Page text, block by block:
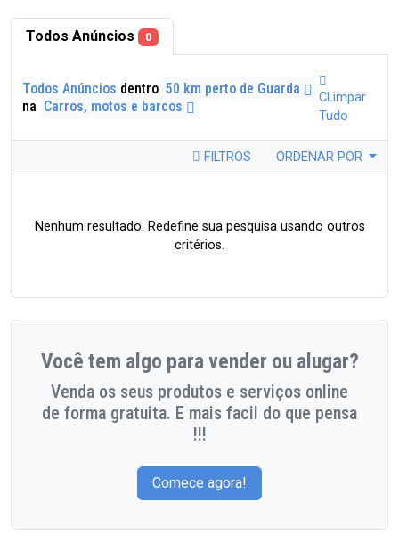
Todos Anúncios 0
Todos Anúncios dentro 50 km perto de Guarda
na Carros, motos e barcos
CLimpar
Tudo
FILTROS ORDENAR POR
Nenhum resultado. Redefine sua pesquisa usando outros
critérios.
Você tem algo para vender ou alugar?
Venda os seus produtos e serviços online
de forma gratuita. E mais facil do que pensa
!!!
Comece agora!